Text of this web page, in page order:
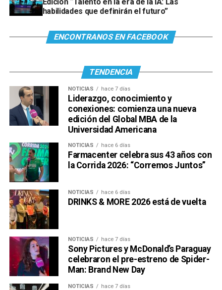
habilidades que definirán el futuro”
ENCONTRANOS EN FACEBOOK
TENDENCIA
NOTICIAS hace 7 días
Liderazgo, conocimiento y
conexiones: comienza una nueva
edición del Global MBA de la
Universidad Americana
NOTICIAS hace 6 días
Farmacenter celebra sus 43 años con
la Corrida 2026: “Corremos Juntos”
NOTICIAS hace 6 días
DRINKS & MORE 2026 está de vuelta
NOTICIAS hace 7 días
Sony Pictures y McDonald’s Paraguay
celebraron el pre-estreno de Spider-
Man: Brand New Day
NOTICIAS hace 7 días